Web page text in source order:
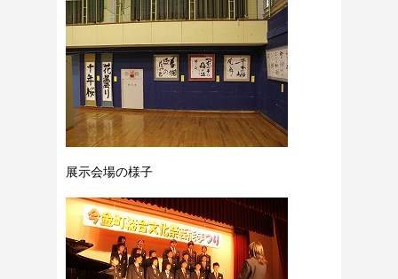
展示会場の様子